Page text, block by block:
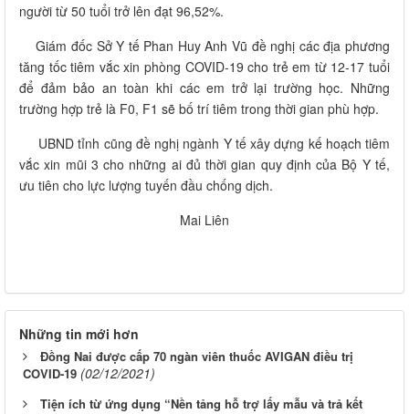
người từ 50 tuổi trở lên đạt 96,52%.
Giám đốc Sở Y tế Phan Huy Anh Vũ đề nghị các địa phương
tăng tốc tiêm vắc xin phòng COVID-19 cho trẻ em từ 12-17 tuổi
để đảm bảo an toàn khi các em trở lại trường học. Những
trường hợp trẻ là F0, F1 sẽ bố trí tiêm trong thời gian phù hợp.
UBND tỉnh cũng đề nghị ngành Y tế xây dựng kế hoạch tiêm
vắc xin mũi 3 cho những ai đủ thời gian quy định của Bộ Y tế,
ưu tiên cho lực lượng tuyến đầu chống dịch.
Mai Liên
Những tin mới hơn
Đồng Nai được cấp 70 ngàn viên thuốc AVIGAN điều trị
COVID-19 (02/12/2021)
Tiện ích từ ứng dụng “Nền tảng hỗ trợ lấy mẫu và trả kết